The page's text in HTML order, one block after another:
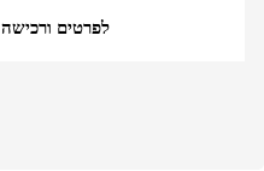
לפרטים ורכישה